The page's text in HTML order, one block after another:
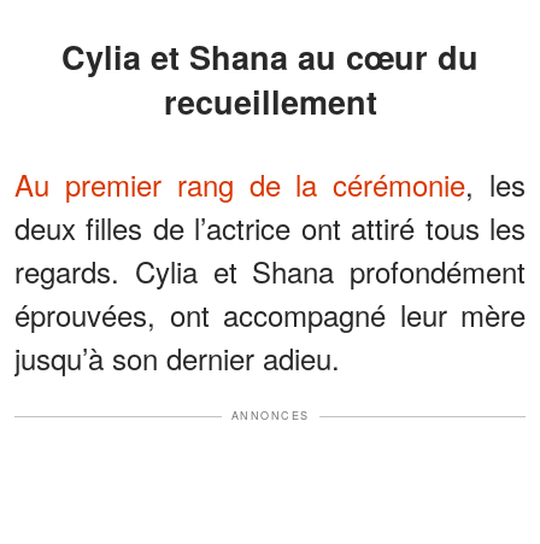
Cylia et Shana au cœur du
recueillement
Au premier rang de la cérémonie, les
deux filles de l’actrice ont attiré tous les
regards. Cylia et Shana profondément
éprouvées, ont accompagné leur mère
jusqu’à son dernier adieu.
ANNONCES